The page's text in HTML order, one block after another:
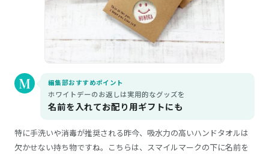
編集部おすすめポイント
ホワイトデーのお返しは実用的なグッズを
名前を入れてお配り用ギフトにも
特に手洗いや消毒が推奨される昨今、吸水力の高いハンドタオルは
欠かせない持ち物ですね。こちらは、スマイルマークの下に名前を